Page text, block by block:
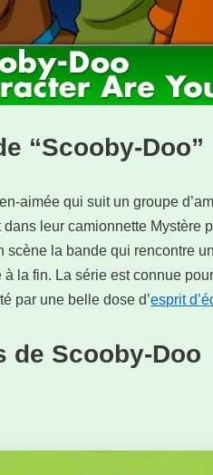
“Scooby-Doo”
aimée qui suit un groupe
leur camionnette Mystère
la bande qui rencontre
la fin. La série est connue
par une belle dose d’esprit
de Scooby-Doo